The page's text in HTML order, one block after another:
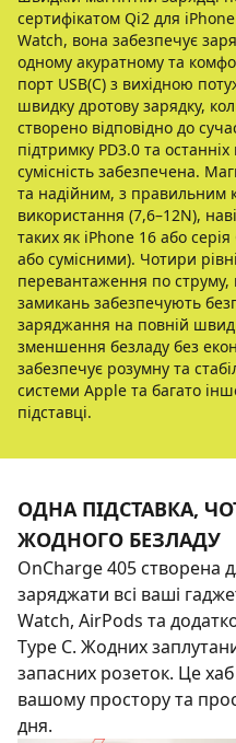
сертифікатом Qi2 для
Watch, вона забезпечує
одному акуратному та
порт USB(C) з вихідною
швидку дротову зарядку,
створено відповідно до
підтримку PD3.0 та
сумісність забезпечена.
та надійним, з правильним
використання (7,6–12N),
таких як iPhone 16 або
або сумісними). Чотири
перевантаження по струму,
замикань забезпечують
заряджання на повній
зменшення безладу без
забезпечує розумну та
системи Apple та багато
підставці.
ОДНА ПІДСТАВКА,
ЖОДНОГО БЕЗЛАДУ
OnCharge 405 створена
заряджати всі ваші
Watch, AirPods та
Type C. Жодних
запасних розеток. Це
вашому простору та
дня.